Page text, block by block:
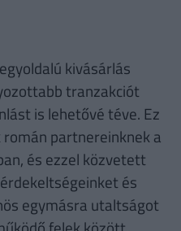
kivásárlás
tranzakciót
is lehetővé téve. Ez
partnereinknek a
és ezzel közvetett
és
egymásra utaltságot